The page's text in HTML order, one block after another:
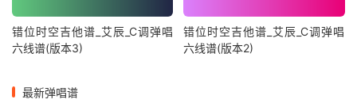
错位时空吉他谱_艾辰_C调弹唱
六线谱(版本3)
错位时空吉他谱_艾辰_C调弹唱
六线谱(版本2)
最新弹唱谱